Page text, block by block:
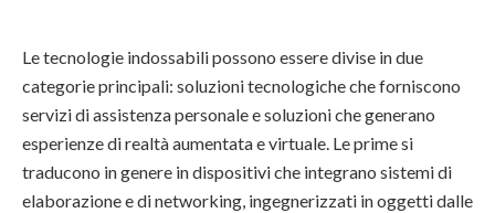
Le tecnologie indossabili possono essere divise in due
categorie principali: soluzioni tecnologiche che forniscono
servizi di assistenza personale e soluzioni che generano
esperienze di realtà aumentata e virtuale. Le prime si
traducono in genere in dispositivi che integrano sistemi di
elaborazione e di networking, ingegnerizzati in oggetti dalle